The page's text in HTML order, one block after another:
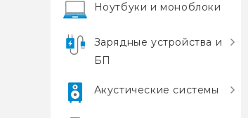
Ноутбуки и моноблоки
Зарядные устройства и
БП
Акустические системы